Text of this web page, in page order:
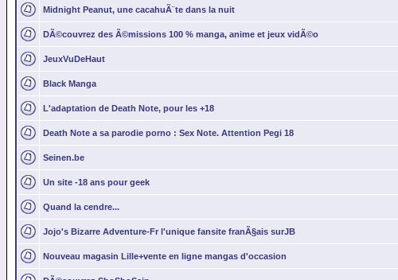
Midnight Peanut, une cacahuÃ¨te dans la nuit
DÃ©couvrez des Ã©missions 100 % manga, anime et jeux vidÃ©o
JeuxVuDeHaut
Black Manga
L'adaptation de Death Note, pour les +18
Death Note a sa parodie porno : Sex Note. Attention Pegi 18
Seinen.be
Un site -18 ans pour geek
Quand la cendre...
Jojo's Bizarre Adventure-Fr l'unique fansite franÃ§ais surJB
Nouveau magasin Lille+vente en ligne mangas d'occasion